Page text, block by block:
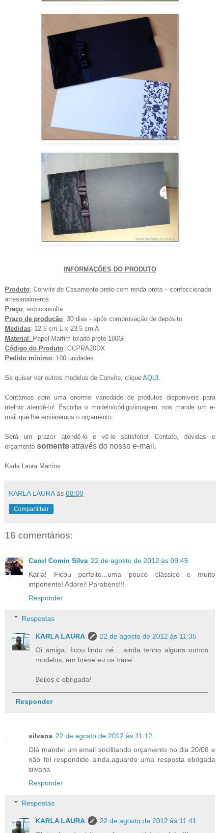
INFORMAÇÕES DO PRODUTO
Produto: Convite de Casamento preto com renda preta – confeccionado
artesanalmente
Preço: sob consulta
Prazo de produção: 30 dias - após comprovação de depósito
Medidas: 12,5 cm L x 23,5 cm A
Material: Papel Marfim telado preto 180G
Código do Produto: CCPRA20DX
Pedido mínimo: 100 unidades
Se quiser ver outros modelos de Convite, clique AQUI
Contamos com uma enorme variedade de produtos disponíveis para
melhor atendê-lo! Escolha o modelo/código/imagem, nos mande um e-
mail que lhe enviaremos o orçamento.
Será um prazer atendê-lo e vê-lo satisfeito! Contato, dúvidas e
orçamento somente através do nosso e-mail.
Karla Laura Martins
KARLA LAURA às 08:00
Compartilhar
16 comentários:
Carol Comin Silva 22 de agosto de 2012 às 09:45
Karla! Ficou perfeito...uma pouco clássico e muito
imponente! Adorei! Parabéns!!!
Responder
Respostas
KARLA LAURA
22 de agosto de 2012 às 11:35
Oi amiga, ficou lindo né... ainda tenho alguns outros
modelos, em breve eu os trarei.
Beijos e obrigada!
Responder
silvana 22 de agosto de 2012 às 11:12
Olá mandei um email socilitando orçamento no dia 20/08 e
não foi respondido ainda.aguardo uma resposta obrigada
silvana
Responder
Respostas
KARLA LAURA
22 de agosto de 2012 às 11:41